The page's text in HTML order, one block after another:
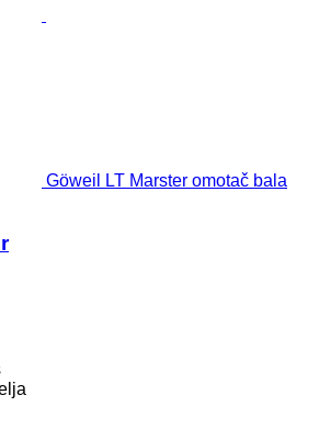
Göweil LT Marster omotač bala